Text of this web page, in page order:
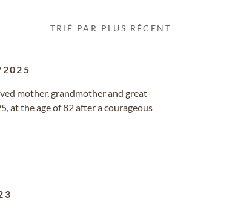
TRIÉ PAR PLUS RÉCENT
mother, grandmother and great-
at the age of 82 after a courageous